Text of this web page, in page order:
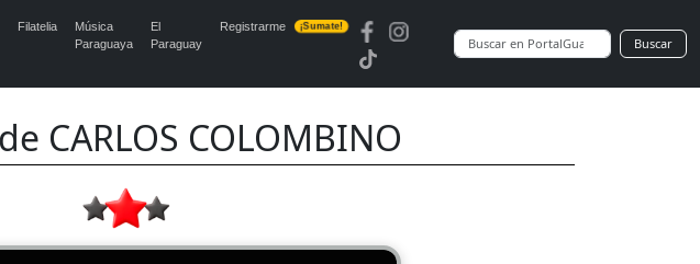
Filatelia
Música
Paraguaya
El
Paraguay
Registrarme ¡Sumate!
Buscar
CARLOS COLOMBINO